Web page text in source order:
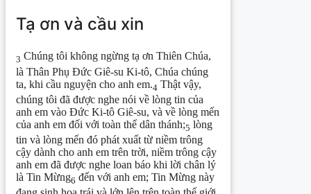
Tạ ơn và cầu xin
3 Chúng tôi không ngừng tạ ơn Thiên Chúa,
là Thân Phụ Đức Giê-su Ki-tô, Chúa chúng
ta, khi cầu nguyện cho anh em.4 Thật vậy,
chúng tôi đã được nghe nói về lòng tin của
anh em vào Đức Ki-tô Giê-su, và về lòng mến
của anh em đối với toàn thể dân thánh;5 lòng
tin và lòng mến đó phát xuất từ niềm trông
cậy dành cho anh em trên trời, niềm trông cậy
anh em đã được nghe loan báo khi lời chân lý
là Tin Mừng6 đến với anh em; Tin Mừng này